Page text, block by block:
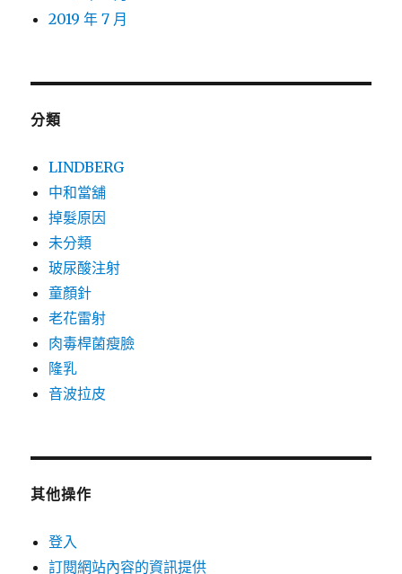
2019 年 7 月
分類
LINDBERG
中和當舖
掉髮原因
未分類
玻尿酸注射
童顏針
老花雷射
肉毒桿菌瘦臉
隆乳
音波拉皮
其他操作
登入
訂閱網站內容的資訊提供